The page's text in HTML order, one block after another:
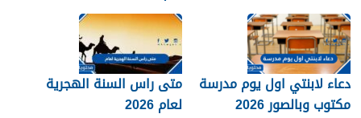
دعاء لابنتي اول يوم مدرسة
مكتوب وبالصور 2026
متى راس السنة الهجرية
لعام 2026